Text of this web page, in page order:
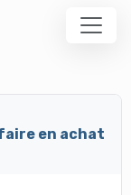
en achat